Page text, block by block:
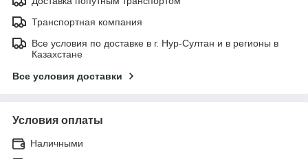
Транспортная компания
Все условия по доставке в г. Нур-Султан и в регионы в
Казахстане
Все условия доставки
Условия оплаты
Наличными